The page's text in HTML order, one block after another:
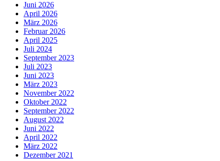
Juni 2026
April 2026
März 2026
Februar 2026
April 2025
Juli 2024
September 2023
Juli 2023
Juni 2023
März 2023
November 2022
Oktober 2022
September 2022
August 2022
Juni 2022
April 2022
März 2022
Dezember 2021